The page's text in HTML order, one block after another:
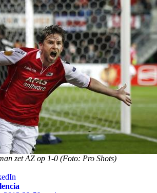
zet AZ op 1-0 (Foto: Pro Shots)